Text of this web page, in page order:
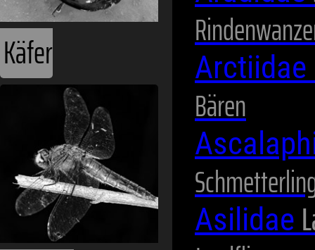
Käfer Arctiidae
Bären
Asilidae